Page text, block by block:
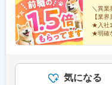
山、広島、山口、徳
崎、熊本、大分、宮
越・香川・徳島・青
ャリアチェンジによ
ご参照ください【2／
在地はHP参照⇒養成
ェネラルマネージャ
＼異業
【業
★入社
★明確
気になる